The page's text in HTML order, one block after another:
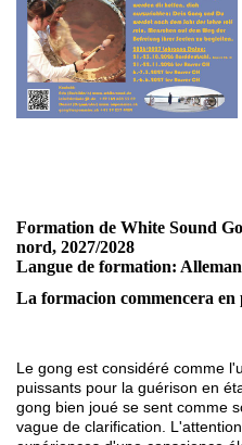
Formation de White Sound
nord, 2027/2028
Langue de formation:
La formacion commencera en
Le gong est considéré comme
puissants pour la guérison en
gong bien joué se sent comme
vague de clarification.